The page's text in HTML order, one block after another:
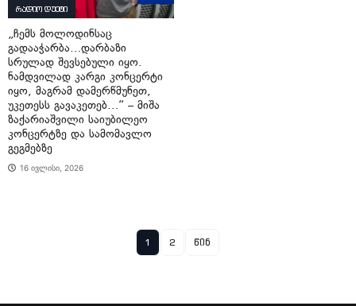
რადიო დუეტი
„ჩემს მოლოდინსაც
გადააჭარბა…დარბაზი
სრულად შევსებული იყო.
ნამდვილად კარგი კონცერტი
იყო, მაგრამ დამერწმუნეთ,
უკეთესს გავაკეთებ…“ – მიშა
ზაქარიაშვილი საიუბილეო
კონცერტზე და სამომავლო
გეგმებზე
16 ივლისი, 2026
1 2 წინ